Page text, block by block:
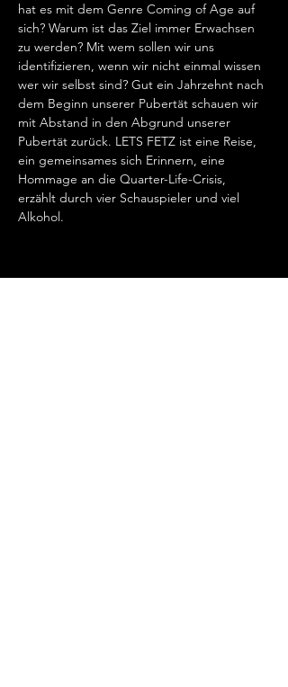
hat es mit dem Genre Coming of Age auf
sich? Warum ist das Ziel immer Erwachsen
zu werden? Mit wem sollen wir uns
identifizieren, wenn wir nicht einmal wissen
wer wir selbst sind? Gut ein Jahrzehnt nach
dem Beginn unserer Pubertät schauen wir
mit Abstand in den Abgrund unserer
Pubertät zurück. LETS FETZ ist eine Reise,
ein gemeinsames sich Erinnern, eine
Hommage an die Quarter-Life-Crisis,
erzählt durch vier Schauspieler und viel
Alkohol.